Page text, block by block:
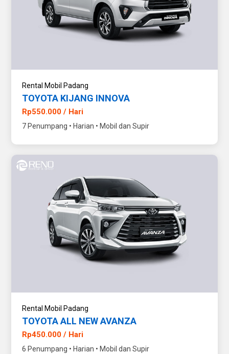
Rental Mobil Padang
TOYOTA KIJANG INNOVA
Rp550.000 / Hari
7 Penumpang • Harian • Mobil dan Supir
Rental Mobil Padang
TOYOTA ALL NEW AVANZA
Rp450.000 / Hari
6 Penumpang • Harian • Mobil dan Supir